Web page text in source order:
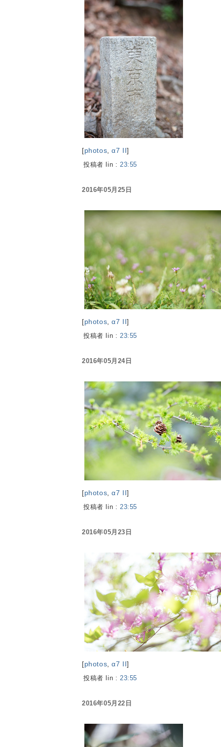
[photos ,α7 II]
投稿者 lin : 23:55
2016年05月25日
[photos ,α7 II]
投稿者 lin : 23:55
2016年05月24日
[photos ,α7 II]
投稿者 lin : 23:55
2016年05月23日
[photos ,α7 II]
投稿者 lin : 23:55
2016年05月22日